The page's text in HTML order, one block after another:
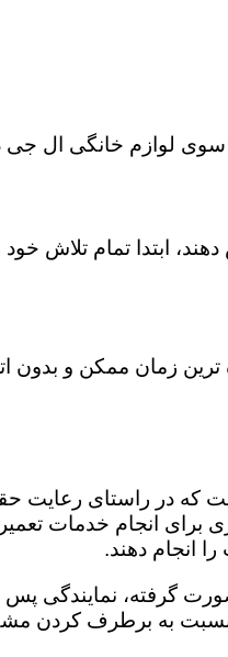
سوی لوازم خانگی ال
ابتدا تمام تلاش
ترین زمان ممکن و
که در راستای
انجام خدمات
انجام دهند.
گرفته، نمایندگی
نسبت به برطرف کردن